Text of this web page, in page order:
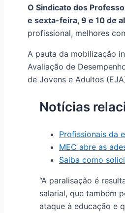
O Sindicato dos
e sexta-feira, 9 e 10 de
profissional, melhores
A pauta da mobilização
Avaliação de
de Jovens e Adultos
Notícias
Profissionais da
MEC abre as
Saiba como
“A paralisação é
salarial, que também
ataque à educação e